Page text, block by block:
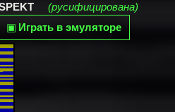
(русифицирована)
▣ Играть в эмуляторе